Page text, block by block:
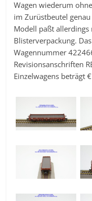
Wagen wiederum
im Zurüstbeutel
Modell paßt allerdings
Blisterverpackung.
Wagennummer
Revisionsanschriften
Einzelwagens beträgt